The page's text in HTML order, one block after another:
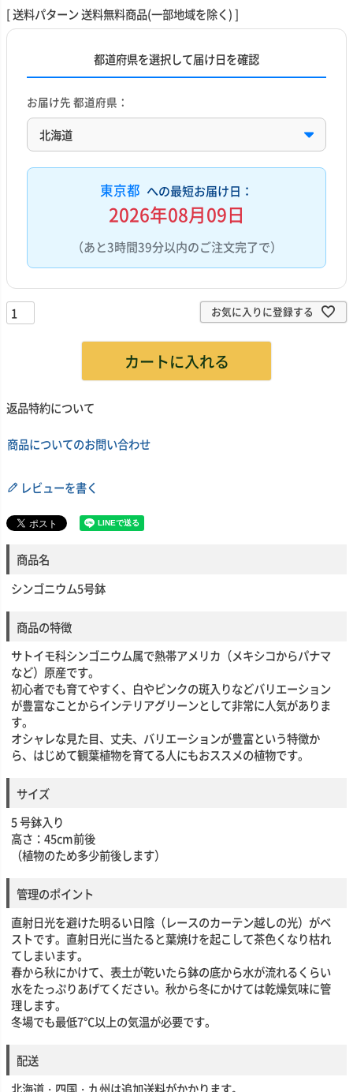
送料パターン送料無料商品(一部地域を除く)
都道府県を選択して届け日を確認
お届け先 都道府県：
東京都 への最短お届け日：
2026年08月09日
（あと3時間39分以内のご注文完了で）
お気に入りに登録する
カートに入れる
返品特約について
商品についてのお問い合わせ
レビューを書く
商品名
シンゴニウム5号鉢
商品の特徴
サトイモ科シンゴニウム属で熱帯アメリカ（メキシコからパナマ
など）原産です。
初心者でも育てやすく、白やピンクの斑入りなどバリエーション
が豊富なことからインテリアグリーンとして非常に人気がありま
す。
オシャレな見た目、丈夫、バリエーションが豊富という特徴か
ら、はじめて観葉植物を育てる人にもおススメの植物です。
サイズ
5 号鉢入り
高さ：45cm前後
（植物のため多少前後します）
管理のポイント
直射日光を避けた明るい日陰（レースのカーテン越しの光）がベ
ストです。直射日光に当たると葉焼けを起こして茶色くなり枯れ
てしまいます。
春から秋にかけて、表土が乾いたら鉢の底から水が流れるくらい
水をたっぷりあげてください。秋から冬にかけては乾燥気味に管
理します。
冬場でも最低7℃以上の気温が必要です。
配送
北海道・四国・九州は追加送料がかかります。